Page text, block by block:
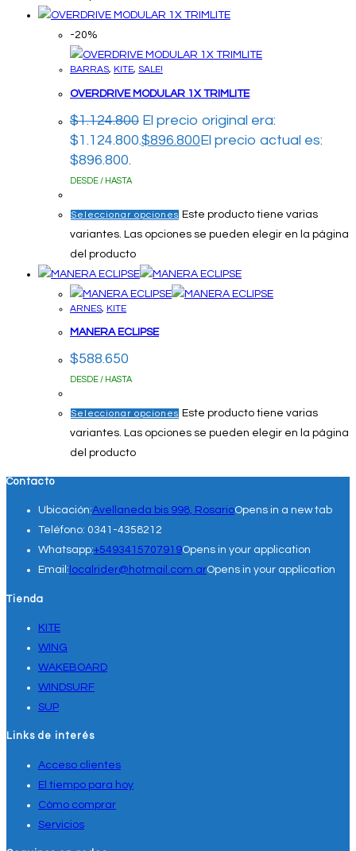
-20%
BARRAS, KITE, SALE!
OVERDRIVE MODULAR 1X TRIMLITE
$1.124.800 El precio original era:
$1.124.800.$896.800El precio actual es:
$896.800.
DESDE / HASTA
Seleccionar opciones Este producto tiene varias
variantes. Las opciones se pueden elegir en la página
del producto
ARNES, KITE
MANERA ECLIPSE
$588.650
DESDE / HASTA
Seleccionar opciones Este producto tiene varias
variantes. Las opciones se pueden elegir en la página
del producto
Contacto
Ubicación:Avellaneda bis 998, RosarioOpens in a new tab
Teléfono: 0341-4358212
Whatsapp:+5493415707919Opens in your application
Email: localrider@hotmail.com.arOpens in your application
Tienda
KITE
WING
WAKEBOARD
WINDSURF
SUP
Links de interés
Acceso clientes
El tiempo para hoy
Cómo comprar
Servicios